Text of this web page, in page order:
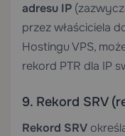
adresu IP
przez właściciela
Hostingu VPS,
rekord PTR dla IP
9. Rekord SRV
Rekord SRV